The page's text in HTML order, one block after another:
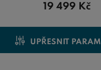
19 499 Kč
UPŘESNIT